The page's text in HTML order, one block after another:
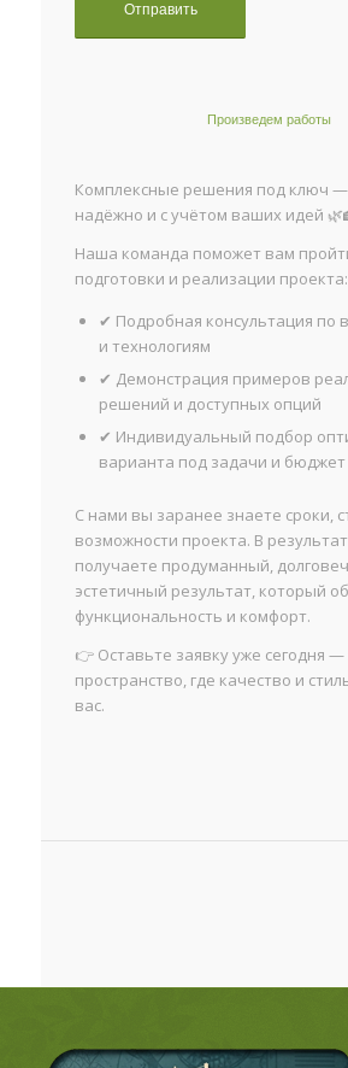
Произведем работы
Комплексные решения под ключ
надёжно и с учётом ваших идей
Наша команда поможет вам
подготовки и реализации проекта:
✔ Подробная консультация по
и технологиям
✔ Демонстрация примеров
решений и доступных опций
✔ Индивидуальный подбор
варианта под задачи и бюджет
С нами вы заранее знаете сроки,
возможности проекта. В
получаете продуманный,
эстетичный результат, который
функциональность и комфорт.
👉 Оставьте заявку уже сегодня —
пространство, где качество и
вас.